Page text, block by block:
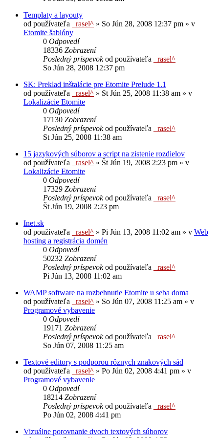
Templaty a layouty
od používateľa
_rasel^ » So Jún 28, 2008 12:37 pm » v
Etomite šablóny
0 Odpovedí
18336 Zobrazení
Posledný príspevokod používateľa
_rasel^
So Jún 28, 2008 12:37 pm
SK: Preklad inštalácie pre Etomite Prelude 1.1
od používateľa
_rasel^ » St Jún 25, 2008 11:38 am » v
Lokalizácie Etomite
0 Odpovedí
17130 Zobrazení
Posledný príspevokod používateľa
_rasel^
St Jún 25, 2008 11:38 am
15 jazykových súborov a script na zistenie rozdielov
od používateľa
_rasel^ » Št Jún 19, 2008 2:23 pm » v
Lokalizácie Etomite
0 Odpovedí
17329 Zobrazení
Posledný príspevokod používateľa
_rasel^
Št Jún 19, 2008 2:23 pm
Inet.sk
od používateľa
_rasel^ » Pi Jún 13, 2008 11:02 am » v Web
hosting a registrácia domén
0 Odpovedí
50232 Zobrazení
Posledný príspevokod používateľa
_rasel^
Pi Jún 13, 2008 11:02 am
WAMP software na rozbehnutie Etomite u seba doma
od používateľa
_rasel^ » So Jún 07, 2008 11:25 am » v
Programové vybavenie
0 Odpovedí
19171 Zobrazení
Posledný príspevokod používateľa
_rasel^
So Jún 07, 2008 11:25 am
Textové editory s podporou rôznych znakových sád
od používateľa
_rasel^ » Po Jún 02, 2008 4:41 pm » v
Programové vybavenie
0 Odpovedí
18214 Zobrazení
Posledný príspevokod používateľa
_rasel^
Po Jún 02, 2008 4:41 pm
Vizuálne porovnanie dvoch textových súborov